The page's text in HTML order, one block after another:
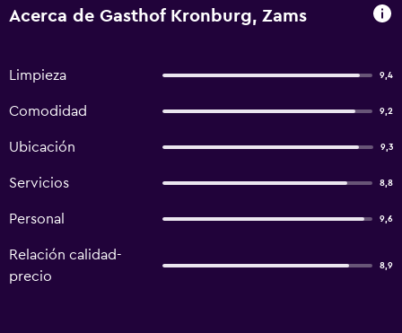
Acerca de Gasthof Kronburg, Zams
Limpieza 9,4
Comodidad 9,2
Ubicación 9,3
Servicios 8,8
Personal 9,6
Relación calidad-
precio
8,9